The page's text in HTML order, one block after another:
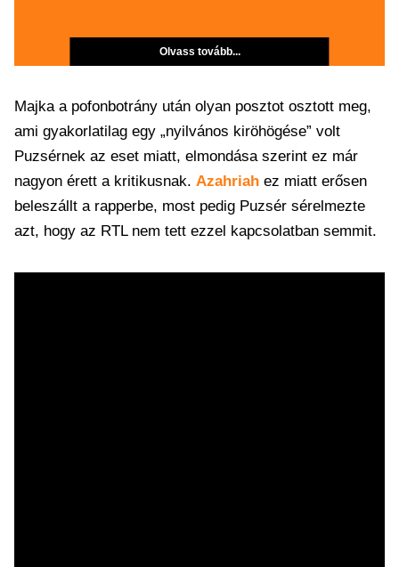
Olvass tovább...
Majka a pofonbotrány után olyan posztot osztott meg,
ami gyakorlatilag egy „nyilvános kiröhögése” volt
Puzsérnek az eset miatt, elmondása szerint ez már
nagyon érett a kritikusnak. Azahriah ez miatt erősen
beleszállt a rapperbe, most pedig Puzsér sérelmezte
azt, hogy az RTL nem tett ezzel kapcsolatban semmit.